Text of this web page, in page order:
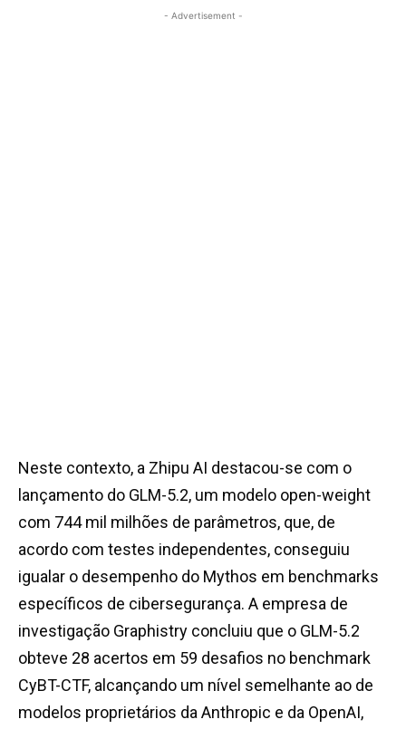
- Advertisement -
Neste contexto, a Zhipu AI destacou-se com o
lançamento do GLM-5.2, um modelo open-weight
com 744 mil milhões de parâmetros, que, de
acordo com testes independentes, conseguiu
igualar o desempenho do Mythos em benchmarks
específicos de cibersegurança. A empresa de
investigação Graphistry concluiu que o GLM-5.2
obteve 28 acertos em 59 desafios no benchmark
CyBT-CTF, alcançando um nível semelhante ao de
modelos proprietários da Anthropic e da OpenAI,